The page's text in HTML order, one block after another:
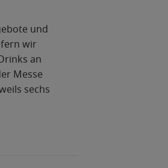
und
wir
an
Messe
sechs